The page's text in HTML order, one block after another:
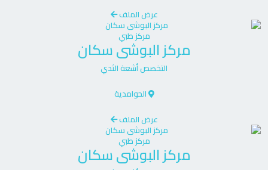
عرض الملف
مركز طبي
مركزالبوشى سكان
التخصصأشعة الثدي
الحوامدية
عرض الملف
مركز طبي
مركزالبوشى سكان